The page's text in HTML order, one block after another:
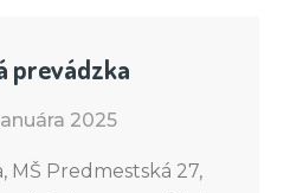
prevádzka
2025
MŠ Predmestská 27,